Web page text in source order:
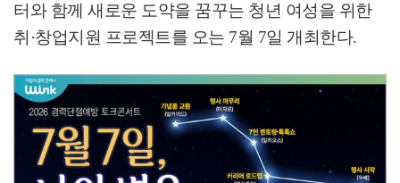
터와 함께 새로운 도약을 꿈꾸는 청년 여성을 위한
취 ·창업지원 프로젝트를 오는 7월 7일 개최한다.